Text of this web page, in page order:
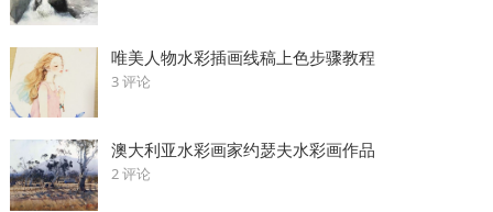
唯美人物水彩插画线稿上色步骤教程
3 评论
澳大利亚水彩画家约瑟夫水彩画作品
2 评论